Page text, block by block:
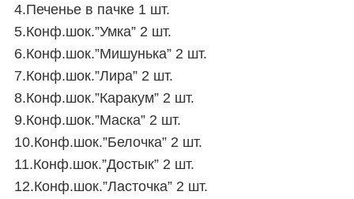
4.Печенье в пачке 1 шт.
5.Конф.шок.”Умка” 2 шт.
6.Конф.шок.”Мишунька” 2 шт.
7.Конф.шок.”Лира” 2 шт.
8.Конф.шок.”Каракум” 2 шт.
9.Конф.шок.”Маска” 2 шт.
10.Конф.шок.”Белочка” 2 шт.
11.Конф.шок.”Достык” 2 шт.
12.Конф.шок.”Ласточка” 2 шт.